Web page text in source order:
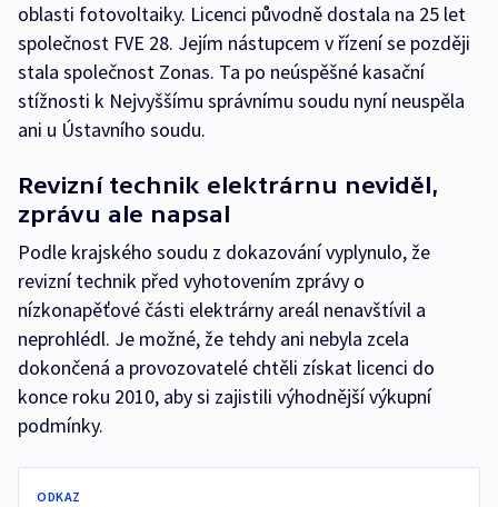
oblasti fotovoltaiky. Licenci původně dostala na 25 let
společnost FVE 28. Jejím nástupcem v řízení se později
stala společnost Zonas. Ta po neúspěšné kasační
stížnosti k Nejvyššímu správnímu soudu nyní neuspěla
ani u Ústavního soudu.
Revizní technik elektrárnu neviděl,
zprávu ale napsal
Podle krajského soudu z dokazování vyplynulo, že
revizní technik před vyhotovením zprávy o
nízkonapěťové části elektrárny areál nenavštívil a
neprohlédl. Je možné, že tehdy ani nebyla zcela
dokončená a provozovatelé chtěli získat licenci do
konce roku 2010, aby si zajistili výhodnější výkupní
podmínky.
ODKAZ